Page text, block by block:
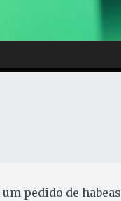
pedido de habeas